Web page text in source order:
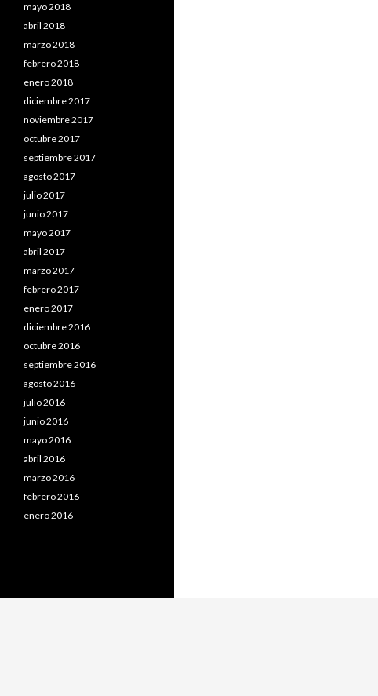
mayo 2018
abril 2018
marzo 2018
febrero 2018
enero 2018
diciembre 2017
noviembre 2017
octubre 2017
septiembre 2017
agosto 2017
julio 2017
junio 2017
mayo 2017
abril 2017
marzo 2017
febrero 2017
enero 2017
diciembre 2016
octubre 2016
septiembre 2016
agosto 2016
julio 2016
junio 2016
mayo 2016
abril 2016
marzo 2016
febrero 2016
enero 2016